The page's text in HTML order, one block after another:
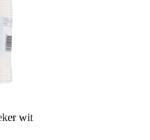
wit